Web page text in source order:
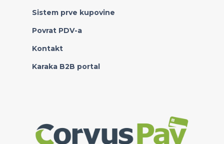
Sistem prve kupovine
Povrat PDV-a
Kontakt
Karaka B2B portal